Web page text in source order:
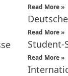
Read More »
Read More »
Student-
Read More »